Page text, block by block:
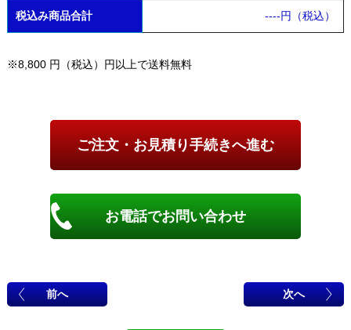
税込み商品合計 ----円（税込）
※8,800 円（税込）円以上で送料無料
お電話でお問い合わせ
前へ 次へ